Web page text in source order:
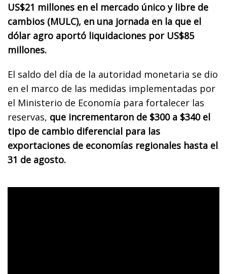
US$21 millones en el mercado único y libre de
cambios (MULC), en una jornada en la que el
dólar agro aportó liquidaciones por US$85
millones.
El saldo del día de la autoridad monetaria se dio
en el marco de las medidas implementadas por
el Ministerio de Economía para fortalecer las
reservas, que incrementaron de $300 a $340 el
tipo de cambio diferencial para las
exportaciones de economías regionales hasta el
31 de agosto.